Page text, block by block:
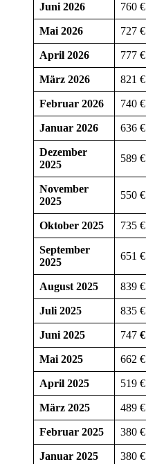
Juni 2026 760 €
Mai 2026 727 €
April 2026 777 €
März 2026 821 €
Februar 2026 740 €
Januar 2026 636 €
Dezember
2025
589 €
November
2025
550 €
Oktober 2025 735 €
September
2025
651 €
August 2025 839 €
Juli 2025 835 €
Juni 2025 747 €
Mai 2025 662 €
April 2025 519 €
März 2025 489 €
Februar 2025 380 €
Januar 2025 380 €